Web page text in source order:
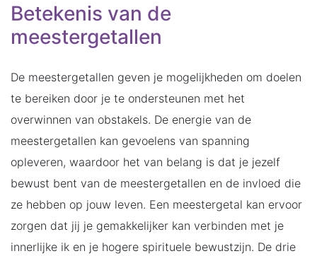
Betekenis van de
meestergetallen
De meestergetallen geven je mogelijkheden om doelen
te bereiken door je te ondersteunen met het
overwinnen van obstakels. De energie van de
meestergetallen kan gevoelens van spanning
opleveren, waardoor het van belang is dat je jezelf
bewust bent van de meestergetallen en de invloed die
ze hebben op jouw leven. Een meestergetal kan ervoor
zorgen dat jij je gemakkelijker kan verbinden met je
innerlijke ik en je hogere spirituele bewustzijn. De drie